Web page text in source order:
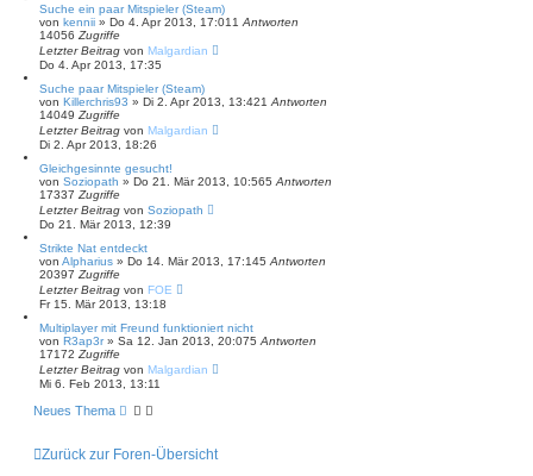
Suche ein paar Mitspieler (Steam)
von kennii » Do 4. Apr 2013, 17:01 1 Antworten
14056 Zugriffe
Letzter Beitrag von Malgardian
Do 4. Apr 2013, 17:35
Suche paar Mitspieler (Steam)
von Killerchris93 » Di 2. Apr 2013, 13:421 Antworten
14049 Zugriffe
Letzter Beitrag von Malgardian
Di 2. Apr 2013, 18:26
Gleichgesinnte gesucht!
von Soziopath » Do 21. Mär 2013, 10:565 Antworten
17337 Zugriffe
Letzter Beitrag von Soziopath
Do 21. Mär 2013, 12:39
Strikte Nat entdeckt
von Alpharius » Do 14. Mär 2013, 17:145 Antworten
20397 Zugriffe
Letzter Beitrag von FOE
Fr 15. Mär 2013, 13:18
Multiplayer mit Freund funktioniert nicht
von R3ap3r» Sa 12. Jan 2013, 20:075 Antworten
17172 Zugriffe
Letzter Beitrag von Malgardian
Mi 6. Feb 2013, 13:11
Neues Thema
Zurück zur Foren-Übersicht